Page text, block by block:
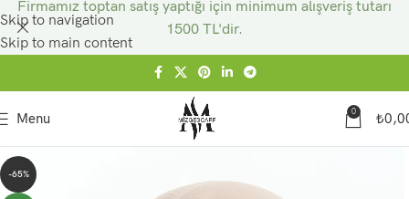
Skip to navigation
Skip to main content
Menu 0 ₺
-65%
Firmamız toptan satış yaptığı için minimum alışveriş tutarı
1500 TL'dir.